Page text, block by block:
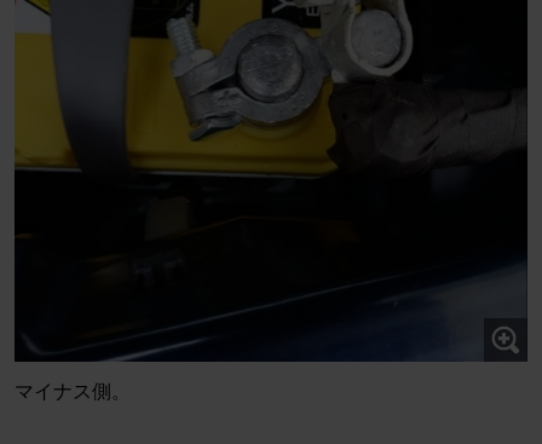
マイナス側。